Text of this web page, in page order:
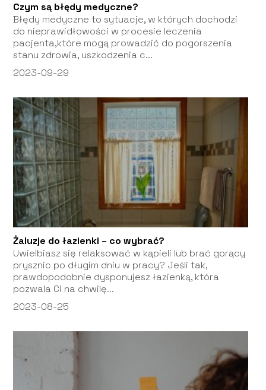
Czym są błędy medyczne?
Błędy medyczne to sytuacje, w których dochodzi
do nieprawidłowości w procesie leczenia
pacjenta,które mogą prowadzić do pogorszenia
stanu zdrowia, uszkodzenia c...
2023-09-29
Żaluzje do łazienki – co wybrać?
Uwielbiasz się relaksować w kąpieli lub brać gorący
prysznic po długim dniu w pracy? Jeśli tak,
prawdopodobnie dysponujesz łazienką, która
pozwala Ci na chwilę...
2023-08-25